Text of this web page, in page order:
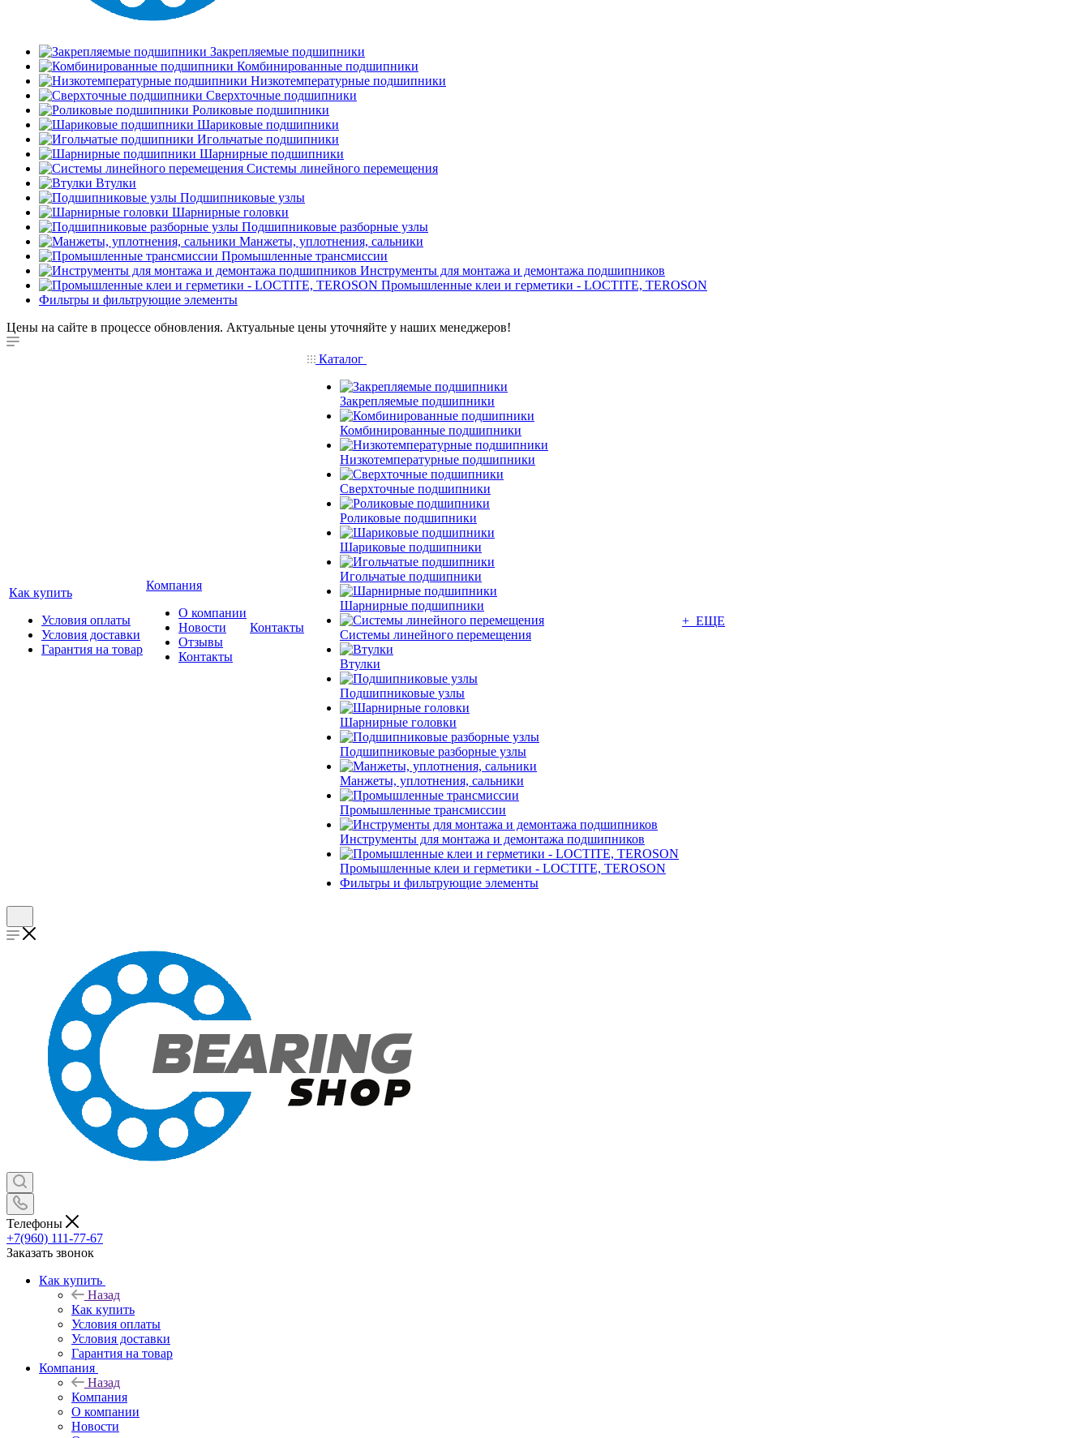
Закрепляемые подшипники
Комбинированные подшипники
Низкотемпературные подшипники
Сверхточные подшипники
Роликовые подшипники
Шариковые подшипники
Игольчатые подшипники
Шарнирные подшипники
Системы линейного перемещения
Втулки
Подшипниковые узлы
Шарнирные головки
Подшипниковые разборные узлы
Манжеты, уплотнения, сальники
Промышленные трансмиссии
Инструменты для монтажа и демонтажа подшипников
Промышленные клеи и герметики - LOCTITE, TEROSON
Фильтры и фильтрующие элементы
Цены на сайте в процессе обновления. Актуальные цены уточняйте у наших менеджеров!
Как купить
Условия оплаты
Условия доставки
Гарантия на товар
Компания
О компании
Новости
Отзывы
Контакты
Контакты
Каталог
Закрепляемые подшипники
Комбинированные подшипники
Низкотемпературные подшипники
Сверхточные подшипники
Роликовые подшипники
Шариковые подшипники
Игольчатые подшипники
Шарнирные подшипники
Системы линейного перемещения
Втулки
Подшипниковые узлы
Шарнирные головки
Подшипниковые разборные узлы
Манжеты, уплотнения, сальники
Промышленные трансмиссии
Инструменты для монтажа и демонтажа подшипников
Промышленные клеи и герметики - LOCTITE, TEROSON
Фильтры и фильтрующие элементы
+ ЕЩЕ
Телефоны
+7(960) 111-77-67
Заказать звонок
Как купить
Назад
Как купить
Условия оплаты
Условия доставки
Гарантия на товар
Компания
Назад
Компания
О компании
Новости